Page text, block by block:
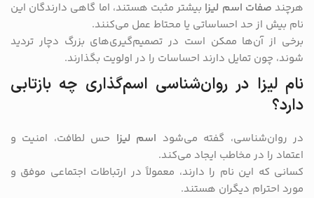
هرچند صفات اسم لیزا بیشتر مثبت هستند، اما گاهی دارندگان این
نام بیش از حد احساساتی یا محتاط عمل می‌کنند.
برخی از آن‌ها ممکن است در تصمیم‌گیری‌های بزرگ دچار تردید
شوند، چون تمایل دارند احساسات را در اولویت بگذارند.
نام لیزا در روان‌شناسی اسم‌گذاری چه بازتابی
دارد؟
در روان‌شناسی، گفته می‌شود اسم لیزا حس لطافت، امنیت و
اعتماد را در مخاطب ایجاد می‌کند.
کسانی که این نام را دارند، معمولاً در ارتباطات اجتماعی موفق و
مورد احترام دیگران هستند.